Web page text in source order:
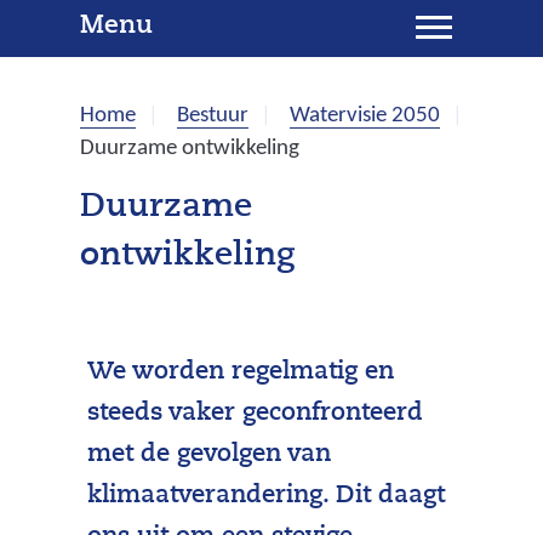
geweigerd.
e
k
e
n
MenuU
i
l
p
e
Home Bestuur
Watervisie 2050
Duurzame ontwikkeling
Duurzame
ontwikkeling
We worden regelmatig en
steeds vaker geconfronteerd
met de gevolgen van
klimaatverandering. Dit daagt